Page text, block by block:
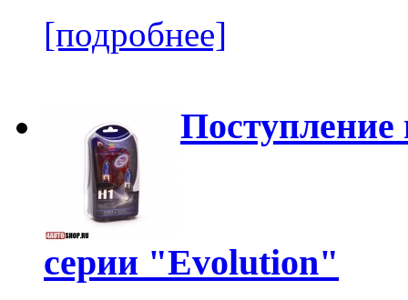
[подробнее]
серии "Evolution"